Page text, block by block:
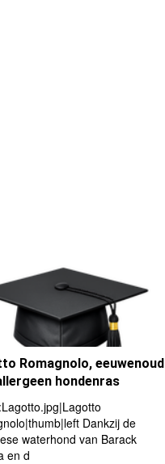
Romagnolo, eeuwenoud
hondenras
Dankzij de
waterhond van Barack
en d